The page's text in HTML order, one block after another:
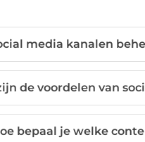
media kanalen
de voordelen van
bepaal je welke